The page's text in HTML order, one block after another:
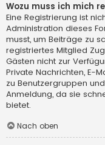
Wozu muss ich mich
Eine Registrierung ist
Administration dieses
musst, um Beiträge zu
registriertes Mitglied
Gästen nicht zur
Private Nachrichten, E-
zu Benutzergruppen
Anmeldung, da sie
bietet.
Nach oben